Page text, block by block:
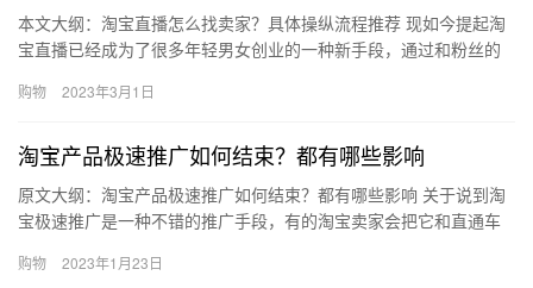
本文大纲：淘宝直播怎么找卖家？具体操纵流程推荐 现如今提起淘
宝直播已经成为了很多年轻男女创业的一种新手段，通过和粉丝的
播，…
购物 2023年3月1日
淘宝产品极速推广如何结束？都有哪些影响
原文大纲：淘宝产品极速推广如何结束？都有哪些影响 关于说到淘
宝极速推广是一种不错的推广手段，有的淘宝卖家会把它和直通车
产品…
购物 2023年1月23日